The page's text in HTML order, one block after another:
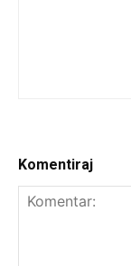
Komentiraj